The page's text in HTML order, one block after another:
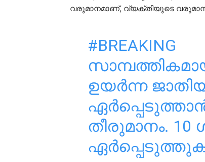
വരുമാനമാണ്, വ്യക്തിയുടെ
#BREAKING
ഉയർന്ന
തീരുമാനം.